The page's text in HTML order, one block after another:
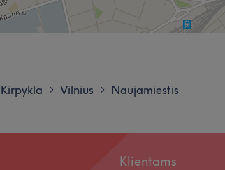
Kirpykla > Vilnius > Naujamiestis
Klientams